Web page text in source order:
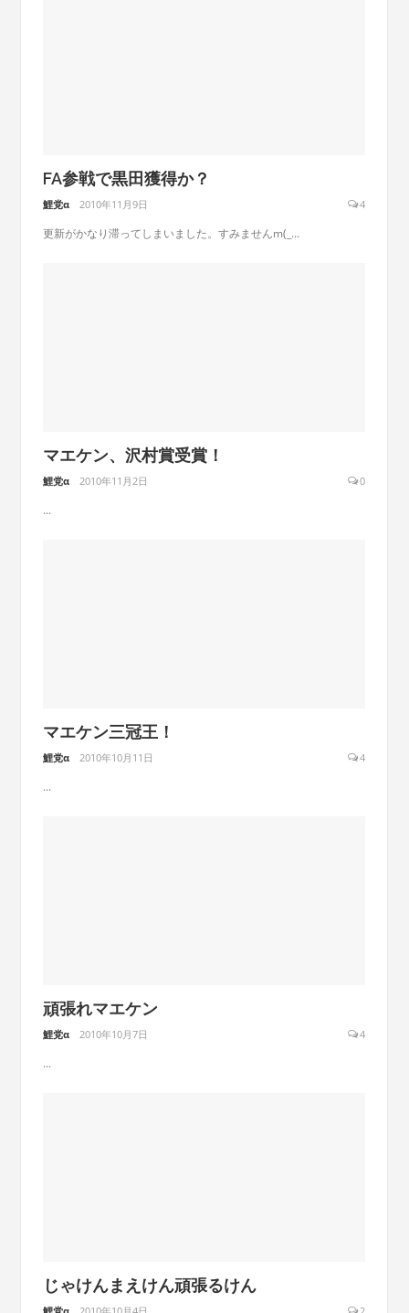
FA参戦で黒田獲得か？
鯉党α 2010年11月9日 4
更新がかなり滞ってしまいました。すみませんm(_...
マエケン、沢村賞受賞！
鯉党α 2010年11月2日 0
...
マエケン三冠王！
鯉党α 2010年10月11日 4
...
頑張れマエケン
鯉党α 2010年10月7日 4
...
じゃけんまえけん頑張るけん